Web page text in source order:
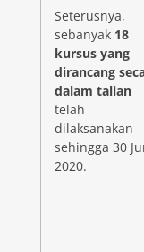
Seterusnya,
sebanyak 18
kursus yang
dirancang
dalam talian
telah
dilaksanakan
sehingga 30
2020.